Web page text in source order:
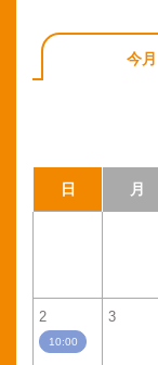
今月
日 月
2
10:00
3